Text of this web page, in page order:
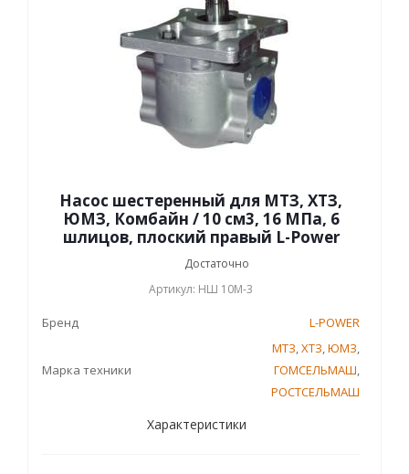
Насос шестеренный для МТЗ, ХТЗ,
ЮМЗ, Комбайн / 10 см3, 16 МПа, 6
шлицов, плоский правый L-Power
Достаточно
Артикул: НШ 10М-3
Бренд L-POWER
Марка техники
МТЗ,ХТЗ,ЮМЗ,
ГОМСЕЛЬМАШ,
РОСТСЕЛЬМАШ
Характеристики